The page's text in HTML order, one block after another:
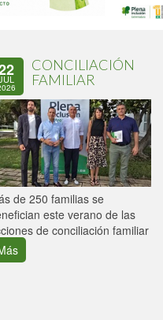
CONCILIACIÓN
FAMILIAR
de 250 familias se
este verano de las
de conciliación familiar